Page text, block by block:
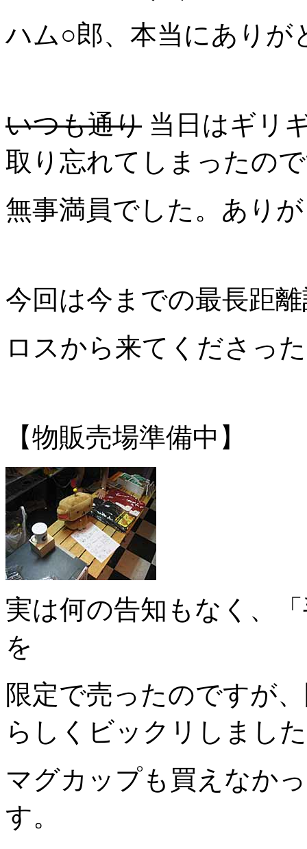
ハム○郎、本当にありが
いつも通り 当日はギリ
取り忘れてしまったの
無事満員でした。あり
今回は今までの最長距
ロスから来てくださっ
【物販売場準備中】
実は何の告知もなく、
を
限定で売ったのですが
らしくビックリしまし
マグカップも買えなか
す。